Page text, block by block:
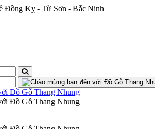
Đồng Kỵ - Từ Sơn - Bắc Ninh